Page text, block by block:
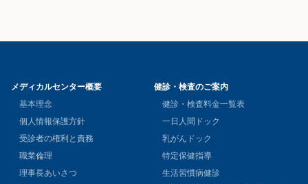
メディカルセンター概要
基本理念
個人情報保護方針
受診者の権利と責務
職業倫理
理事長あいさつ
健診・検査のご案内
健診・検査料金一覧表
一日人間ドック
乳がんドック
特定保健指導
生活習慣病健診